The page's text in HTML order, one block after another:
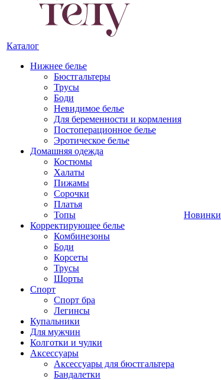
Каталог
Нижнее белье
Бюстгальтеры
Трусы
Боди
Невидимое белье
Для беременности и кормления
Постоперационное белье
Эротическое белье
Домашняя одежда
Костюмы
Халаты
Пижамы
Сорочки
Платья
Топы
Корректирующее белье
Комбинезоны
Боди
Корсеты
Трусы
Шорты
Спорт
Спорт бра
Легинсы
Купальники
Для мужчин
Колготки и чулки
Аксессуары
Аксессуары для бюстгальтера
Бандалетки
Новинки